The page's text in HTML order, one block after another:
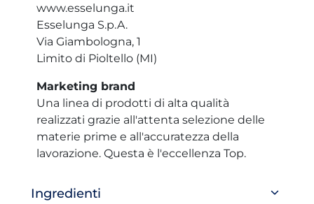
www.esselunga.it
Esselunga S.p.A.
Via Giambologna, 1
Limito di Pioltello (MI)
Marketing brand
Una linea di prodotti di alta qualità
realizzati grazie all'attenta selezione delle
materie prime e all'accuratezza della
lavorazione. Questa è l'eccellenza Top.
Ingredienti